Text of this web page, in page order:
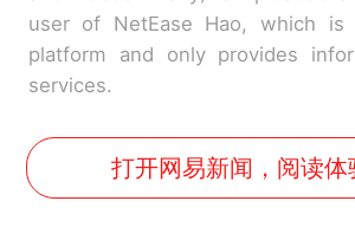
user of NetEase Hao, which is
platform and only provides
services.
打开网易新闻，阅读体